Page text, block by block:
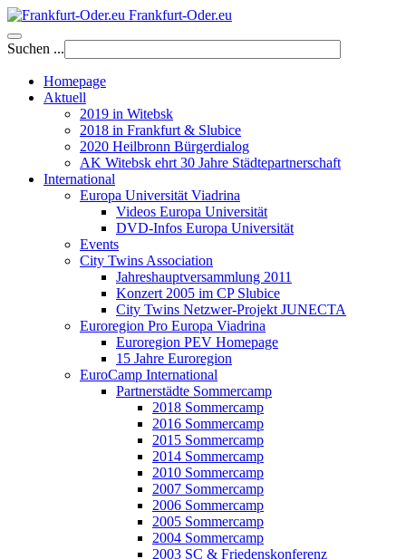
Frankfurt-Oder.eu
Suchen ...
Homepage
Aktuell
2019 in Witebsk
2018 in Frankfurt & Slubice
2020 Heilbronn Bürgerdialog
AK Witebsk ehrt 30 Jahre Städtepartnerschaft
International
Europa Universität Viadrina
Videos Europa Universität
DVD-Infos Europa Universität
Events
City Twins Association
Jahreshauptversammlung 2011
Konzert 2005 im CP Slubice
City Twins Netzwer-Projekt JUNECTA
Euroregion Pro Europa Viadrina
Euroregion PEV Homepage
15 Jahre Euroregion
EuroCamp International
Partnerstädte Sommercamp
2018 Sommercamp
2016 Sommercamp
2015 Sommercamp
2014 Sommercamp
2010 Sommercamp
2007 Sommercamp
2006 Sommercamp
2005 Sommercamp
2004 Sommercamp
2003 SC & Friedenskonferenz